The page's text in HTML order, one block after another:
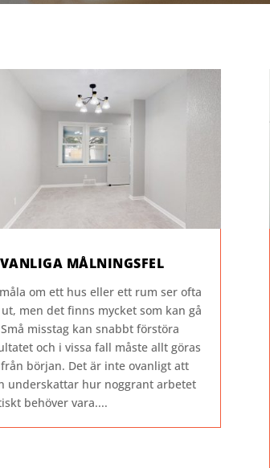
MÅLNINGSFEL
om ett hus eller ett rum ser ofta
men det finns mycket som kan gå
misstag kan snabbt förstöra
och i vissa fall måste allt göras
början. Det är inte ovanligt att
underskattar hur noggrant arbetet
behöver vara....